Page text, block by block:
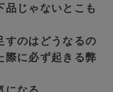
品じゃないとこも
すのはどうなるの
際に必ず起きる弊